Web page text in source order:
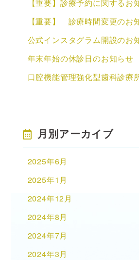
【重要】診療予約に関するお
【重要】 診療時間変更のお
公式インスタグラム開設のお
年末年始の休診日のお知らせ
口腔機能管理強化型歯科診療
月別アーカイブ
2025年6月
2025年1月
2024年12月
2024年8月
2024年7月
2024年3月